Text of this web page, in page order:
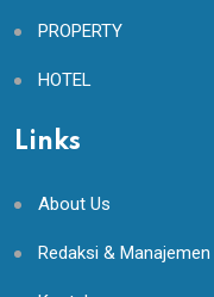
PROPERTY
HOTEL
Links
About Us
Redaksi & Manajemen